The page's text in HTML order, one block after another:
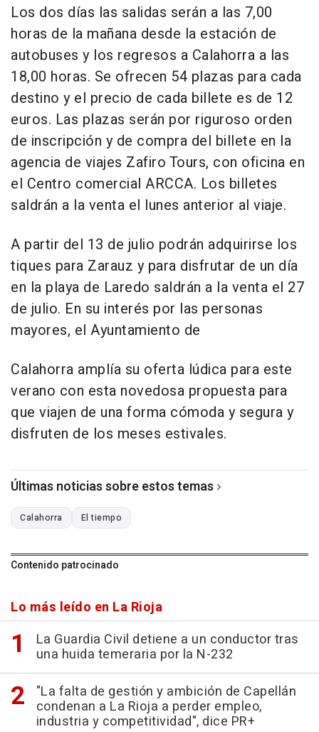
Los dos días las salidas serán a las 7,00
horas de la mañana desde la estación de
autobuses y los regresos a Calahorra a las
18,00 horas. Se ofrecen 54 plazas para cada
destino y el precio de cada billete es de 12
euros. Las plazas serán por riguroso orden
de inscripción y de compra del billete en la
agencia de viajes Zafiro Tours, con oficina en
el Centro comercial ARCCA. Los billetes
saldrán a la venta el lunes anterior al viaje.
A partir del 13 de julio podrán adquirirse los
tiques para Zarauz y para disfrutar de un día
en la playa de Laredo saldrán a la venta el 27
de julio. En su interés por las personas
mayores, el Ayuntamiento de
Calahorra amplía su oferta lúdica para este
verano con esta novedosa propuesta para
que viajen de una forma cómoda y segura y
disfruten de los meses estivales.
Últimas noticias sobre estos temas
Calahorra El tiempo
Contenido patrocinado
Lo más leído en La Rioja
La Guardia Civil detiene a un conductor tras
una huida temeraria por la N-232
"La falta de gestión y ambición de Capellán
condenan a La Rioja a perder empleo,
industria y competitividad", dice PR+